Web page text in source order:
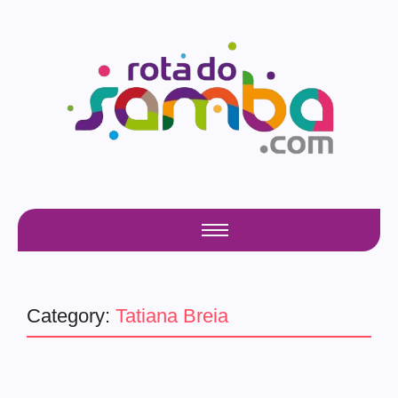
Category: Tatiana Breia